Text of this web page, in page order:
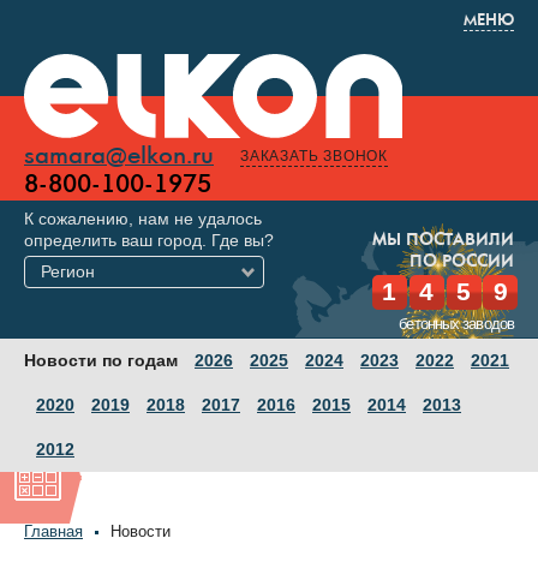
МЕНЮ
samara@elkon.ru
8-800-100-1975
ЗАКАЗАТЬ ЗВОНОК
МЫ ПОСТАВИЛИ
ПО РОССИИ
1 4 5 9
бетонных заводов
К сожалению, нам не удалось
определить ваш город. Где вы?
Регион
Новости по годам 2026 2025 2024 2023 2022 2021
2020 2019 2018 2017 2016 2015 2014 2013
2012
Главная Новости